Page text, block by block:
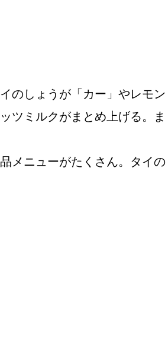
のしょうが「カー」やレモン
ツミルクがまとめ上げる。ま
メニューがたくさん。タイの